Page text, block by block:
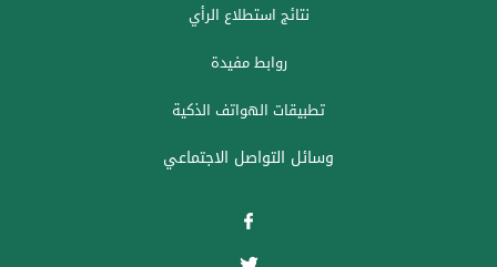
نتائج استطلاع الرأي
روابط مفيدة
تطبيقات الهواتف الذكية
وسائل التواصل الاجتماعي